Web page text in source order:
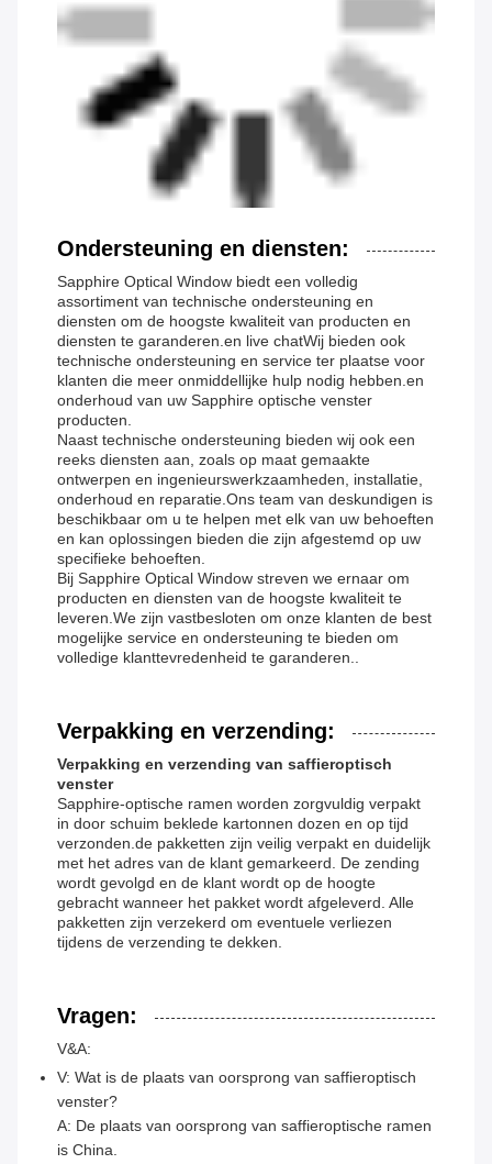
Ondersteuning en diensten:
Sapphire Optical Window biedt een volledig
assortiment van technische ondersteuning en
diensten om de hoogste kwaliteit van producten en
diensten te garanderen.en live chatWij bieden ook
technische ondersteuning en service ter plaatse voor
klanten die meer onmiddellijke hulp nodig hebben.en
onderhoud van uw Sapphire optische venster
producten.
Naast technische ondersteuning bieden wij ook een
reeks diensten aan, zoals op maat gemaakte
ontwerpen en ingenieurswerkzaamheden, installatie,
onderhoud en reparatie.Ons team van deskundigen is
beschikbaar om u te helpen met elk van uw behoeften
en kan oplossingen bieden die zijn afgestemd op uw
specifieke behoeften.
Bij Sapphire Optical Window streven we ernaar om
producten en diensten van de hoogste kwaliteit te
leveren.We zijn vastbesloten om onze klanten de best
mogelijke service en ondersteuning te bieden om
volledige klanttevredenheid te garanderen..
Verpakking en verzending:
Verpakking en verzending van saffieroptisch
venster
Sapphire-optische ramen worden zorgvuldig verpakt
in door schuim beklede kartonnen dozen en op tijd
verzonden.de pakketten zijn veilig verpakt en duidelijk
met het adres van de klant gemarkeerd. De zending
wordt gevolgd en de klant wordt op de hoogte
gebracht wanneer het pakket wordt afgeleverd. Alle
pakketten zijn verzekerd om eventuele verliezen
tijdens de verzending te dekken.
Vragen:
V&A:
V: Wat is de plaats van oorsprong van saffieroptisch
venster?
A: De plaats van oorsprong van saffieroptische ramen
is China.